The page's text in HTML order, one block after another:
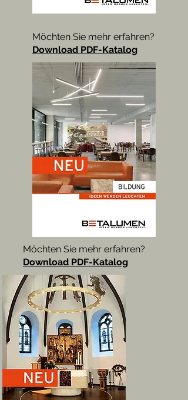
Möchten Sie mehr erfahren?
Download PDF-Katalog
Möchten Sie mehr erfahren?
Download PDF-Katalog